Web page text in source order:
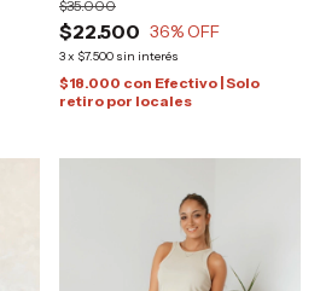
$22.500
$35.000
36% OFF
3x $7.500 sin interés
$18.000 con Efectivo | Solo
retiro por locales